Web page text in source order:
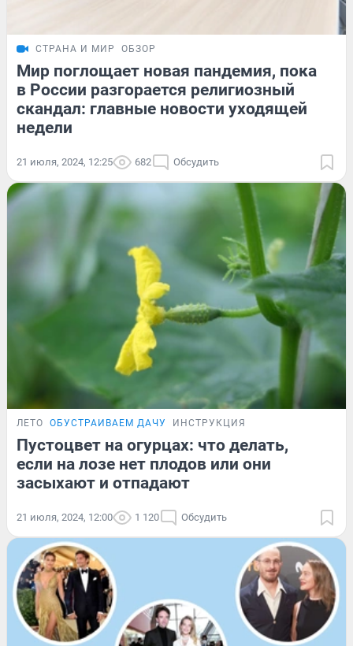
СТРАНА И МИР ОБЗОР
Мир поглощает новая пандемия, пока
в России разгорается религиозный
скандал: главные новости уходящей
недели
21 июля, 2024, 12:25 682 Обсудить
ЛЕТО ОБУСТРАИВАЕМ ДАЧУ ИНСТРУКЦИЯ
Пустоцвет на огурцах: что делать,
если на лозе нет плодов или они
засыхают и отпадают
21 июля, 2024, 12:00 1 120 Обсудить